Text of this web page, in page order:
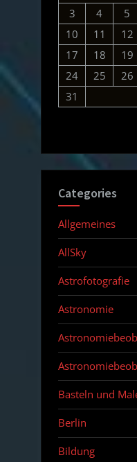
3
4 5
10
11 12
17
18 19
24
25 26
31
Categories
Allgemeines
AllSky
Astrofotografie
Astronomie
Basteln und
Berlin
Bildung